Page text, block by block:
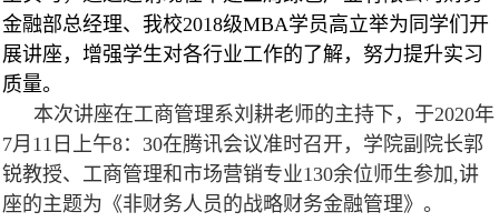
金融部总经理、我校2018级MBA学员高立举为同学们开
展讲座，增强学生对各行业工作的了解，努力提升实习
质量。
本次讲座在工商管理系刘耕老师的主持下，于2020年
7月11日上午8：30在腾讯会议准时召开，学院副院长郭
锐教授、工商管理和市场营销专业130余位师生参加,讲
座的主题为《非财务人员的战略财务金融管理》。